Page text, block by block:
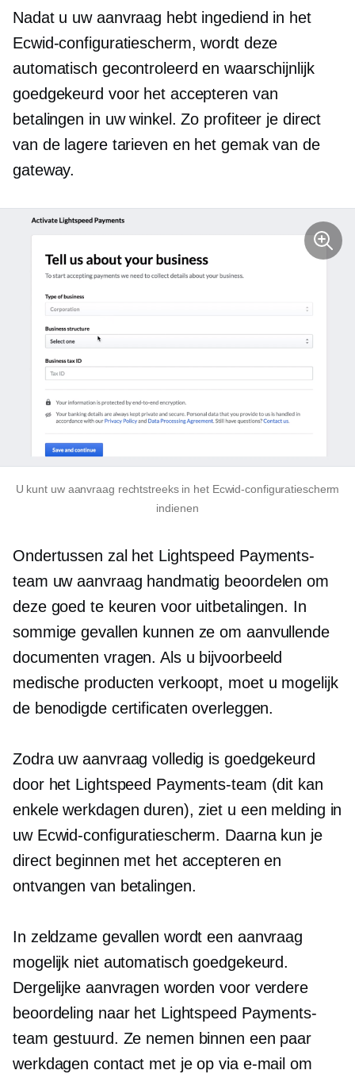
Nadat u uw aanvraag hebt ingediend in het
Ecwid-configuratiescherm, wordt deze
automatisch gecontroleerd en waarschijnlijk
goedgekeurd voor het accepteren van
betalingen in uw winkel. Zo profiteer je direct
van de lagere tarieven en het gemak van de
gateway.
U kunt uw aanvraag rechtstreeks in het Ecwid-configuratiescherm
indienen
Ondertussen zal het Lightspeed Payments-
team uw aanvraag handmatig beoordelen om
deze goed te keuren voor uitbetalingen. In
sommige gevallen kunnen ze om aanvullende
documenten vragen. Als u bijvoorbeeld
medische producten verkoopt, moet u mogelijk
de benodigde certificaten overleggen.
Zodra uw aanvraag volledig is goedgekeurd
door het Lightspeed Payments-team (dit kan
enkele werkdagen duren), ziet u een melding in
uw Ecwid-configuratiescherm. Daarna kun je
direct beginnen met het accepteren en
ontvangen van betalingen.
In zeldzame gevallen wordt een aanvraag
mogelijk niet automatisch goedgekeurd.
Dergelijke aanvragen worden voor verdere
beoordeling naar het Lightspeed Payments-
team gestuurd. Ze nemen binnen een paar
werkdagen contact met je op via e-mail om